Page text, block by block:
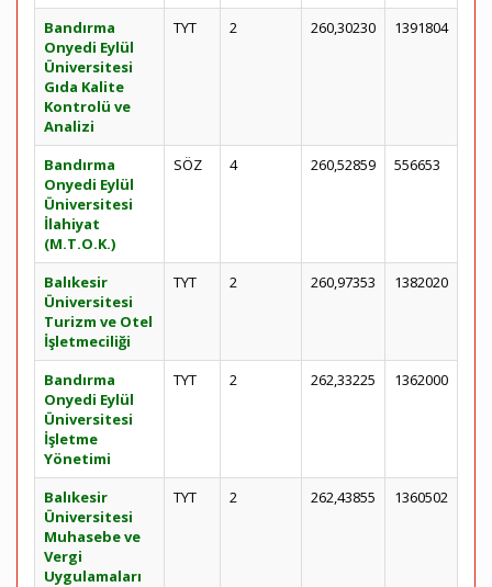
Bandırma
Onyedi Eylül
Üniversitesi
Gıda Kalite
Kontrolü ve
Analizi
TYT 2 260,30230 1391804
Bandırma
Onyedi Eylül
Üniversitesi
İlahiyat
(M.T.O.K.)
SÖZ 4 260,52859 556653
Balıkesir
Üniversitesi
Turizm ve Otel
İşletmeciliği
TYT 2 260,97353 1382020
Bandırma
Onyedi Eylül
Üniversitesi
İşletme
Yönetimi
TYT 2 262,33225 1362000
Balıkesir
Üniversitesi
Muhasebe ve
Vergi
Uygulamaları
TYT 2 262,43855 1360502